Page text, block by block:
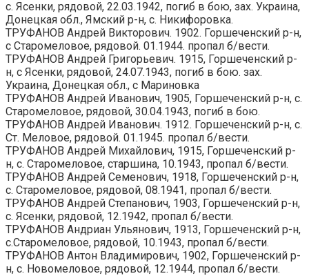
с. Ясенки, рядовой, 22.03.1942, погиб в бою, зах. Украина,
Донецкая обл., Ямский р-н, с. Никифоровка.
ТРУФАНОВ Андрей Викторович. 1902. Горшеченский р-н,
с Старомеловое, рядовой. 01.1944. пропал б/вести.
ТРУФАНОВ Андрей Григорьевич. 1915, Горшеченский р-
н, с Ясенки, рядовой, 24.07.1943, погиб в бою. зах.
Украина, Донецкая обл., с Мариновка
ТРУФАНОВ Андрей Иванович, 1905, Горшеченский р-н, с.
Старомеловое, рядовой, 30.04.1943, погиб в бою.
ТРУФАНОВ Андрей Иванович. 1912. Горшеченский р-н, с.
Ст. Меловое, рядовой. 01.1945. пропал б/вести.
ТРУФАНОВ Андрей Михайлович, 1915, Горшеченский р-
н, с. Старомеловое, старшина, 10.1943, пропал б/вести.
ТРУФАНОВ Андрей Семенович, 1918, Горшеченский р-н,
с. Старомеловое, рядовой, 08.1941, пропал б/вести.
ТРУФАНОВ Андрей Степанович, 1903, Горшеченский р-н,
с. Ясенки, рядовой, 12.1942, пропал б/вести.
ТРУФАНОВ Андриан Ульянович, 1913, Горшеченский р-н,
с.Старомеловое, рядовой, 10.1943, пропал б/вести.
ТРУФАНОВ Антон Владимирович, 1902, Горшеченский р-
н, с. Новомеловое, рядовой, 12.1944, пропал б/вести.